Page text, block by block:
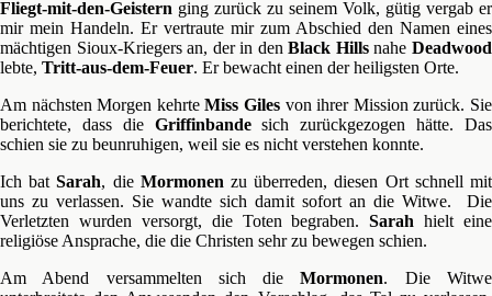
Fliegt-mit-den-Geistern ging zurück zu seinem Volk, gütig vergab er
mir mein Handeln. Er vertraute mir zum Abschied den Namen eines
mächtigen Sioux-Kriegers an, der in denBlack HillsnaheDeadwood
lebte, Tritt-aus-dem-Feuer. Er bewacht einen der heiligsten Orte.
Am nächsten Morgen kehrteMiss Giles von ihrer Mission zurück. Sie
berichtete, dass die Griffinbandesich zurückgezogen hätte. Das
schien sie zu beunruhigen, weil sie es nicht verstehen konnte.
Ich batSarah, die Mormonen zu überreden, diesen Ort schnell mit
uns zu verlassen. Sie wandte sich damit sofort an die Witwe. Die
Verletzten wurden versorgt, die Toten begraben.Sarah hielt eine
religiöse Ansprache, die die Christen sehr zu bewegen schien.
Am Abend versammelten sich dieMormonen. Die Witwe